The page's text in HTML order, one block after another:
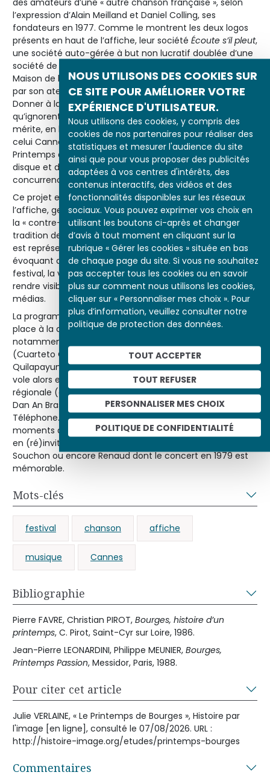
NOUS UTILISONS DES COOKIES SUR
CE SITE POUR AMÉLIORER VOTRE
EXPÉRIENCE D'UTILISATEUR.
Nous utilisons des cookies, y compris des
cookies de nos partenaires pour réaliser des
statistiques et mesurer l'audience du site
ainsi que pour vous proposer des publicités
adaptées à vos centres d'intérêts, des
contenus interactifs, des vidéos et des
fonctionnalités disponibles sur les réseaux
sociaux. Vous pouvez exprimer vos choix en
utilisant les boutons ci-après et changer
d’avis à tout moment en cliquant sur la
rubrique « Gérer les cookies » située en bas
de chaque page du site. Si vous ne souhaitez
pas accepter tous les cookies ou en savoir
plus sur comment nous utilisons les cookies,
cliquer sur « Personnaliser mes choix ». Pour
plus d’information, veuillez consulter notre
politique de protection des données.
TOUT ACCEPTER
TOUT REFUSER
PERSONNALISER MES CHOIX
POLITIQUE DE CONFIDENTIALITÉ
l’expression d’Alain Meilland et Daniel Colling, ses
fondateurs en 1977. Comme le montrent les deux logos
présents en haut de l’affiche, leur société Écoute s’il pleut,
une société auto-gérée à but non lucratif doublée d’une
société de production et d’édition, est associée avec la
Maison de la Culture, très active localement, notamment
par son atelier-chanson, pour organiser ce festival.
Donner à la chanson non commerciale – celle
qu’ignorent la radio et la télévision – la place qu’elle
mérite, en lui dédiant un festival qui serait l’équivalent de
celui Cannes pour le cinéma : tel est le projet initial du
Printemps de Bourges, sur fond de crise économique du
disque et de la chanson française, en proie à la
concurrence accrue du monde anglo-saxon.
Ce projet est confirmé en 1979. Le dessin choisi pour
l’affiche, genre en pleine réinvention dans les milieux de
la « contre-culture » occidentale, en atteste. Dans la
tradition des œuvres du néerlandais Escher (1898-1972),
est représenté un double motif imbriqué : l’œil et l’oreille,
évoquant aussi bien les deux sens convoqués lors du
festival, la vue et l’ouïe, que le propos du Printemps, de
rendre visible et audible une chanson marginalisée par les
médias.
La programmation de 1979 donne également une large
place à la chanson internationale, en invitant
notamment plusieurs musiciens d’Amérique Latine
(Cuarteto Cedron, Paco Ibanez, Isabel et Angel Parra, les
Quilapayun). La notion même de « chanson française »
vole alors en éclats, avec l’apparition d’une chanson
régionale (alsacienne avec Roger Siffer, bretonne avec
Dan An Bras), d’un « french-rock » représenté par
Téléphone. Mais il s’agit toujours de faire vivre des
moments de scène intenses, en révélant des jeunes ou
en (ré)invitant des « anciens », Jacques Higelin, Alain
Souchon ou encore Renaud dont le concert en 1979 est
mémorable.
Mots-clés
festival chanson affiche
musique Cannes
Bibliographie
Pierre FAVRE, Christian PIROT, Bourges, histoire d’un
printemps, C. Pirot, Saint-Cyr sur Loire, 1986.
Jean-Pierre LEONARDINI, Philippe MEUNIER, Bourges,
Printemps Passion, Messidor, Paris, 1988.
Pour citer cet article
Julie VERLAINE, « Le Printemps de Bourges », Histoire par
l'image [en ligne], consulté le 07/08/2026. URL :
http://histoire-image.org/etudes/printemps-bourges
Commentaires